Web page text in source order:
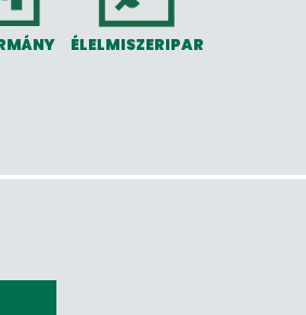
ÉLELMISZERIPAR